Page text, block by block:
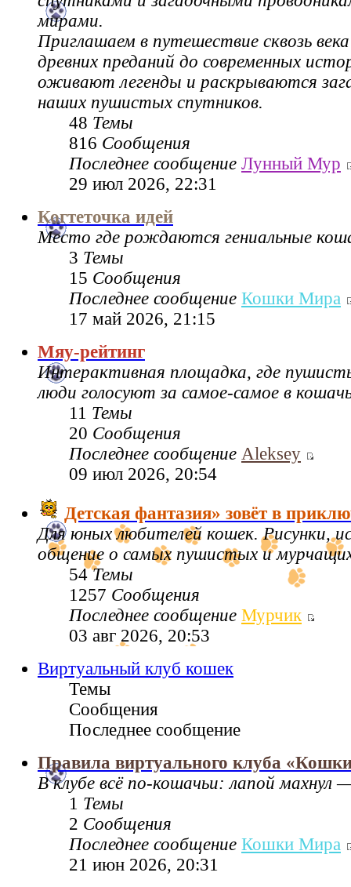
мирами.
Приглашаем в путешествие сквозь
древних преданий до современных
оживают легенды и раскрываются
наших пушистых спутников.
48 Темы
816 Сообщения
Последнее сообщение Лунный Мур
29 июл 2026, 22:31
Когтеточка идей
Место где рождаются гениальные
3 Темы
15 Сообщения
Последнее сообщение Кошки Мира
17 май 2026, 21:15
Мяу-рейтинг
Интерактивная площадка, где
люди голосуют за самое-самое в
11 Темы
20 Сообщения
Последнее сообщение Aleksey
09 июл 2026, 20:54
Детская фантазия» зовёт в
Для юных любителей кошек. Рисунки,
общение о самых пушистых и
54Темы
1257 Сообщения
Последнее сообщение Мурчик
03 авг 2026, 20:53
Виртуальный клуб кошек
Темы
Сообщения
Последнее сообщение
Правила виртуального клуба
В клубе всё по‑кошачьи: лапой махнул
1 Темы
2 Сообщения
Последнее сообщение Кошки Мира
21 июн 2026, 20:31